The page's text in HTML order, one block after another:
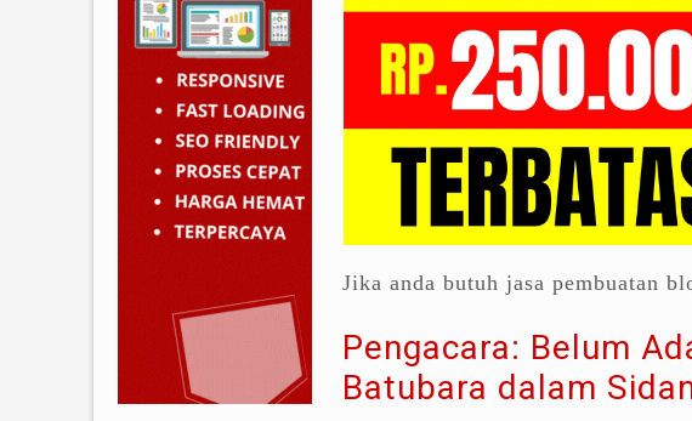
Jika anda butuh jasa pembuatan
Pengacara: Belum
Batubara dalam